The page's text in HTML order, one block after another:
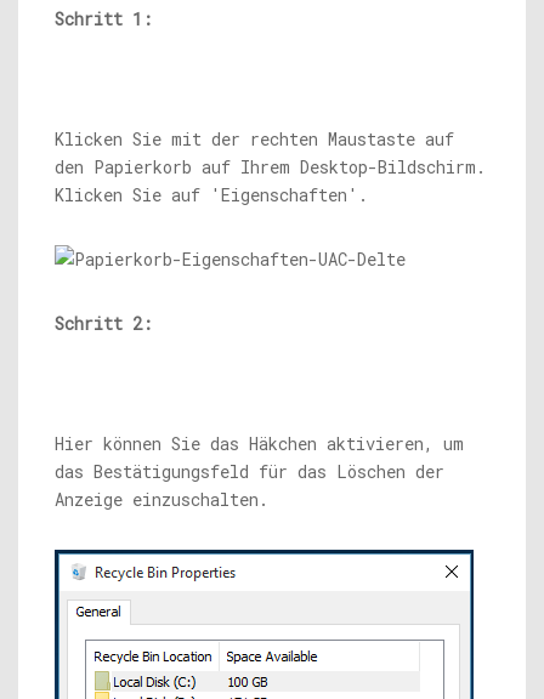
Schritt 1:
Klicken Sie mit der rechten Maustaste auf
den Papierkorb auf Ihrem Desktop-Bildschirm.
Klicken Sie auf 'Eigenschaften'.
Schritt 2:
Hier können Sie das Häkchen aktivieren, um
das Bestätigungsfeld für das Löschen der
Anzeige einzuschalten.